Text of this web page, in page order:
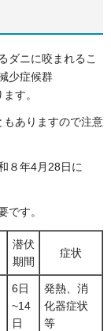
ダニに咬まれるこ
少症候群
す。
ありますので注意
８年4月28日に
です。
潜伏
期間
症状
6日
~14
日
発熱、消
化器症状
等